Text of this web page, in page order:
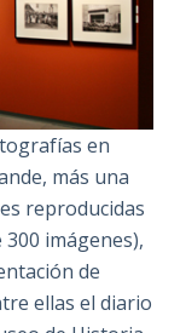
en
más una
reproducidas
imágenes),
de
ellas el diario